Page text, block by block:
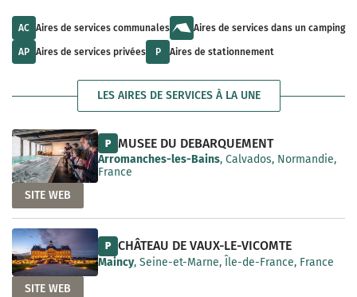
i
l
b
l
t
s
v
a
a
e
l
t
a
v
l
l
e
AC Aires de services communales Aires de services dans un camping
AP Aires de services privées P Aires de stationnement
LES AIRES DE SERVICES À LA UNE
P MUSEE DU DEBARQUEMENT
Arromanches-les-Bains, Calvados, Normandie,
France
SITE WEB
P CHÂTEAU DE VAUX-LE-VICOMTE
Maincy, Seine-et-Marne, Île-de-France, France
SITE WEB